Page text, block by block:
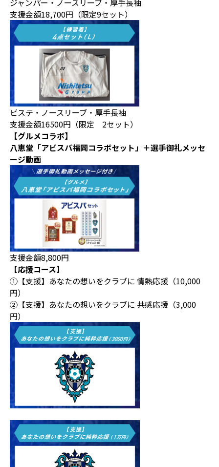
支援金額18,700円（限定9セット）
ピステ・ノースリーブ・厚手長袖
支援金額16500円（限定 2セット）
【グルメコラボ】
八恵堂「アビスパ福岡コラボセット」＋選手御礼メッセ
ージ動画
支援金額8,800円
【応援コース】
①【支援】あなたの想いをクラブに 情熱応援（10,000
円）
②【支援】あなたの想いをクラブに 共感応援（3,000
円）